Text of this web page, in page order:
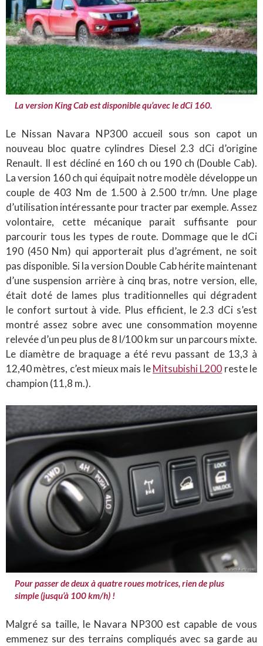
La version King Cab est disponible qu’avec le dCi 160.
Le Nissan Navara NP300 accueil sous son capot un
nouveau bloc quatre cylindres Diesel 2.3 dCi d’origine
Renault. Il est décliné en 160 ch ou 190 ch (Double Cab).
La version 160 ch qui équipait notre modèle développe un
couple de 403 Nm de 1.500 à 2.500 tr/mn. Une plage
d’utilisation intéressante pour tracter par exemple. Assez
volontaire, cette mécanique parait suffisante pour
parcourir tous les types de route. Dommage que le dCi
190 (450 Nm) qui apporterait plus d’agrément, ne soit
pas disponible. Si la version Double Cab hérite maintenant
d’une suspension arrière à cinq bras, notre version, elle,
était doté de lames plus traditionnelles qui dégradent
le confort surtout à vide. Plus efficient, le 2.3 dCi s’est
montré assez sobre avec une consommation moyenne
relevée d’un peu plus de 8 l/100 km sur un parcours mixte.
Le diamètre de braquage a été revu passant de 13,3 à
12,40 mètres, c’est mieux mais leMitsubishi L200 reste le
champion (11,8 m.).
Pour passer de deux à quatre roues motrices, rien de plus
simple (jusqu’à 100 km/h) !
Malgré sa taille, le Navara NP300 est capable de vous
emmenez sur des terrains compliqués avec sa garde au